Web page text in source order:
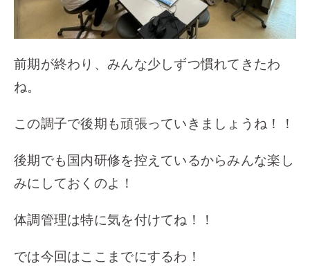
前期が終わり、みんな少しずつ慣れてきたわ
ね。
この調子で後期も頑張っていきましょうね！！
後期でも国内研修を控えているからみんな楽し
みにしておくのよ！
体調管理は特に気を付けてね！！
では今回はここまでにするわ！